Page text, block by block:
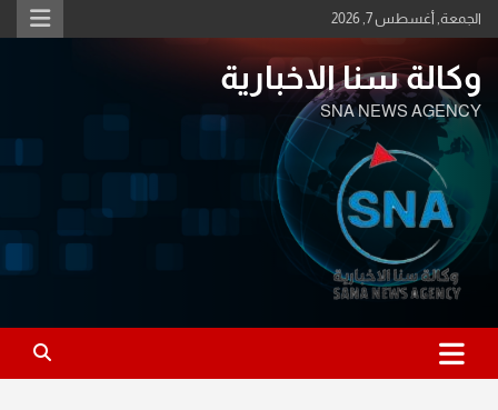
Skip
to
الجمعة, أغسطس 7, 2026
وكالة سنا الاخبارية
SNA NEWS AGENCY